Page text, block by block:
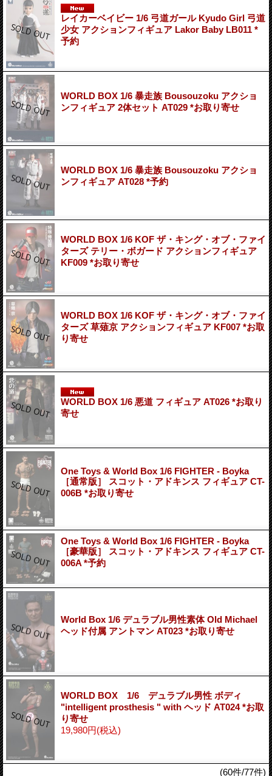
レイカーベイビー 1/6 弓道ガール Kyudo Girl 弓道
少女 アクションフィギュア Lakor Baby LB011 *
予約
WORLD BOX 1/6 暴走族 Bousouzoku アクショ
ンフィギュア 2体セット AT029 *お取り寄せ
WORLD BOX 1/6 暴走族 Bousouzoku アクショ
ンフィギュア AT028 *予約
WORLD BOX 1/6 KOF ザ・キング・オブ・ファイ
ターズ テリー・ボガード アクションフィギュア
KF009 *お取り寄せ
WORLD BOX 1/6 KOF ザ・キング・オブ・ファイ
ターズ 草薙京 アクションフィギュア KF007 *お取
り寄せ
WORLD BOX 1/6 悪道 フィギュア AT026 *お取り
寄せ
One Toys & World Box 1/6 FIGHTER - Boyka
［通常版］ スコット・アドキンス フィギュア CT-
006B *お取り寄せ
One Toys & World Box 1/6 FIGHTER - Boyka
［豪華版］ スコット・アドキンス フィギュア CT-
006A *予約
World Box 1/6 デュラブル男性素体 Old Michael
ヘッド付属 アントマン AT023 *お取り寄せ
WORLD BOX 1/6 デュラブル男性 ボディ
"intelligent prosthesis " with ヘッド AT024 *お取
り寄せ
19,980円(税込)
(60件/77件)